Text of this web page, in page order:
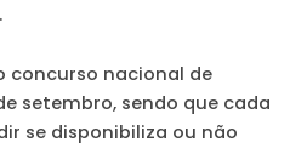
concurso nacional de
setembro, sendo que cada
se disponibiliza ou não